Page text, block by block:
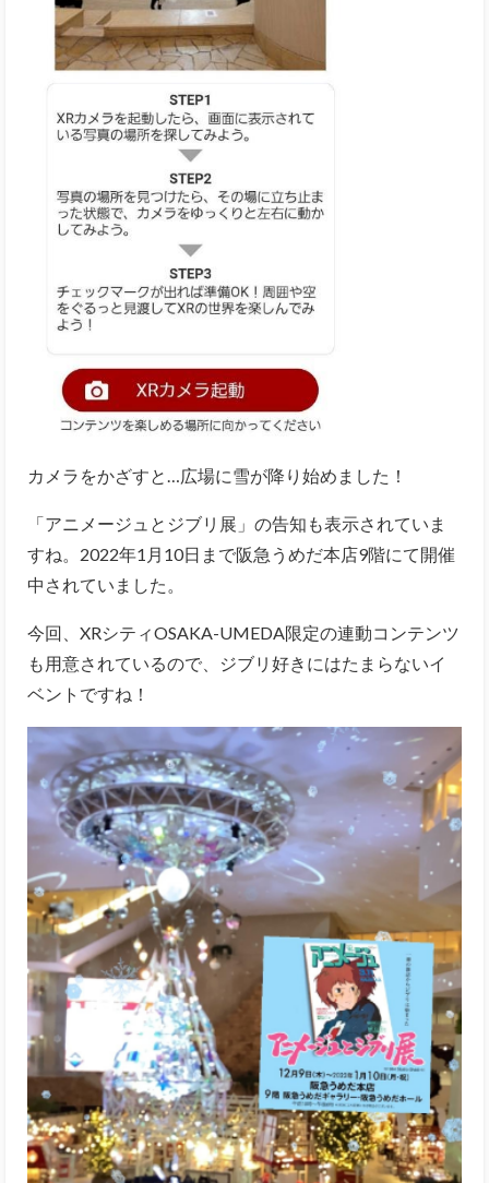
カメラをかざすと…広場に雪が降り始めました！
「アニメージュとジブリ展」の告知も表示されていま
すね。2022年1月10日まで阪急うめだ本店9階にて開催
中されていました。
今回、XRシティOSAKA-UMEDA限定の連動コンテンツ
も用意されているので、ジブリ好きにはたまらないイ
ベントですね！